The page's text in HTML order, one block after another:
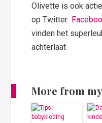
Olivette is ook
op Twitter
vinden het
achterlaat
More from